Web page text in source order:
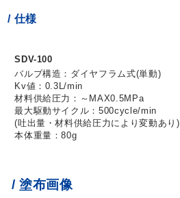
仕様
SDV-100
バルブ構造：ダイヤフラム式(単動)
Kv値：0.3L/min
材料供給圧力：～MAX0.5MPa
最大駆動サイクル：500cycle/min
(吐出量・材料供給圧力により変動あり)
本体重量：80g
/ 塗布画像